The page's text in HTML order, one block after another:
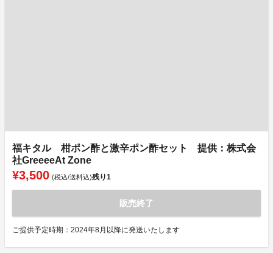
福キタル 柑ポン酢と激辛ポン酢セット 提供：株式会
社GreeeeAt Zone
¥3,500 (税込/送料込)残り1
販売終了
ご提供予定時期：2024年8月以降に発送いたします